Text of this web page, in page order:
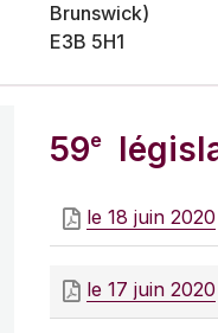
Brunswick)
E3B 5H1
59e
le 18 juin 2020
le 17 juin 2020